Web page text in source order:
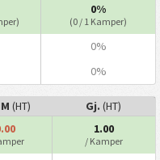
0%
(0 / 1 Kamper)
0%
0%
(HT) Gj. (HT)
1.00
/ Kamper